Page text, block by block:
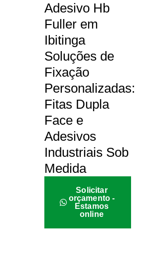
Adesivo Hb
Fuller em
Ibitinga
Soluções de
Fixação
Personalizadas:
Fitas Dupla
Face e
Adesivos
Industriais Sob
Medida
Solicitar
orçamento -
Estamos
online